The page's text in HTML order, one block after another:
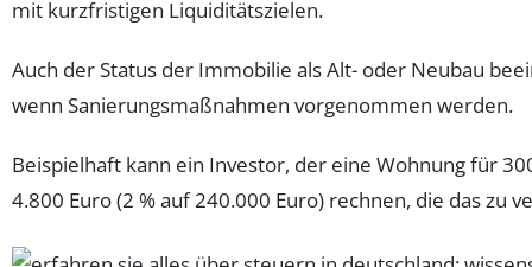
mit kurzfristigen Liquiditätszielen.
Auch der Status der Immobilie als Alt- oder Neubau
wenn Sanierungsmaßnahmen vorgenommen werden.
Beispielhaft kann ein Investor, der eine Wohnung für
4.800 Euro (2 % auf 240.000 Euro) rechnen, die das zu